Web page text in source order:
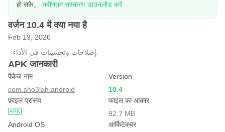
हो सके。 नवीनतम संस्करण डाउनलोड करें
वर्जन 10.4 में क्या नया है
Feb 19, 2026
APK जानकारी
पैकेज नाम
com.sho3lah.android
Version
10.4
फ़ाइल प्रारूप
APK
फाइल का आकार
92.7 MB
Android OS
आर्किटेक्चर